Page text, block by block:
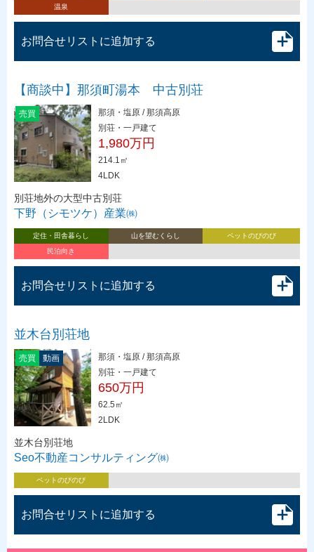
温泉
お問合せリストに追加する
【商談中】那須町湯本 中古別荘
売買
那須・塩原 / 那須高原
別荘・一戸建て
1,980万円
214.1㎡
4LDK
別荘地外の大型中古別荘
下野（シモツケ）産業㈱
定住・田舎暮らし 山を望むくらし
ペットのびのび
民泊向き
お問合せリストに追加する
並木台別荘地
売買 動画
那須・塩原 / 那須高原
別荘・一戸建て
650万円
62.5㎡
2LDK
並木台別荘地
Seo不動産コンサルティング㈱
ペットのびのび
お問合せリストに追加する